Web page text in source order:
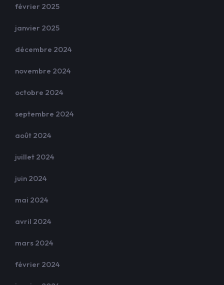
février 2025
janvier 2025
décembre 2024
novembre 2024
octobre 2024
septembre 2024
août 2024
juillet 2024
juin 2024
mai 2024
avril 2024
mars 2024
février 2024